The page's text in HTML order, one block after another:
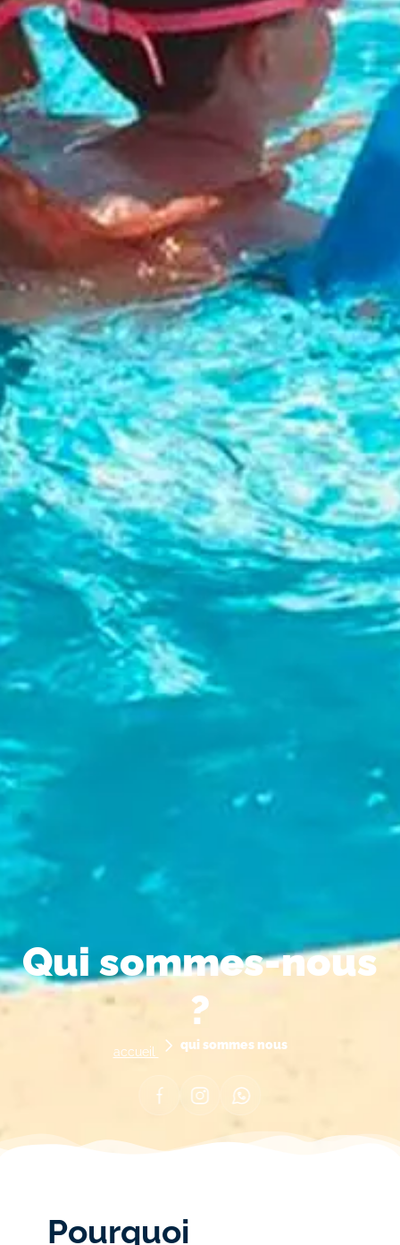
Qui sommes-nous
?
accueil qui sommes nous
FacebookInstagramWhastapp
Pourquoi